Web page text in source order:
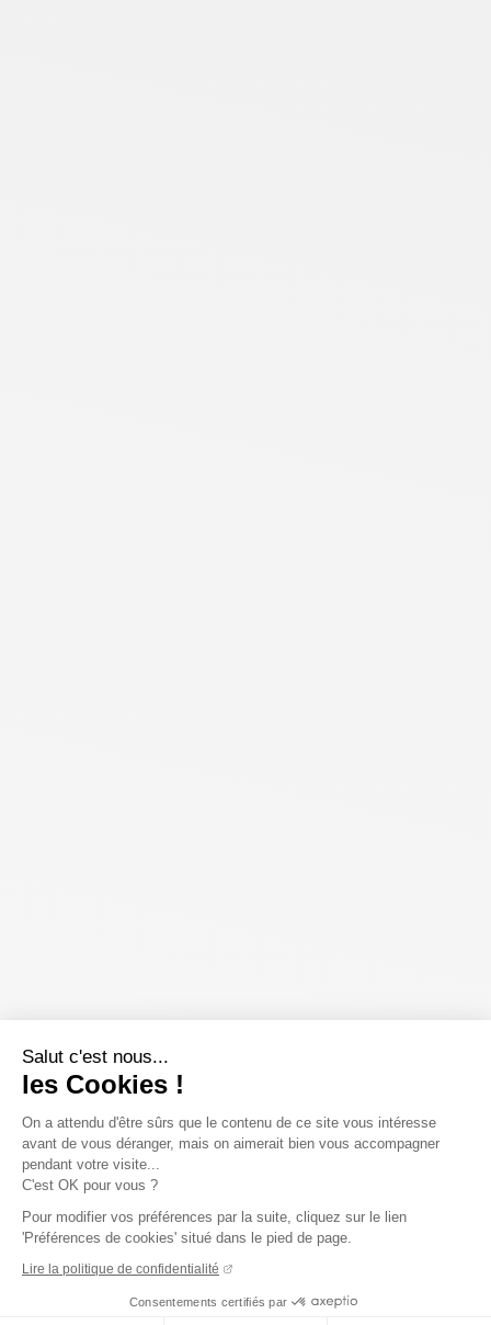
Salut c'est nous...
les Cookies !
On a attendu d'être sûrs que le contenu de ce site vous intéresse
avant de vous déranger, mais on aimerait bien vous accompagner
pendant votre visite...
C'est OK pour vous ?
Pour modifier vos préférences par la suite, cliquez sur le lien
'Préférences de cookies' situé dans le pied de page.
Lire la politique de confidentialité
Consentements certifiés par